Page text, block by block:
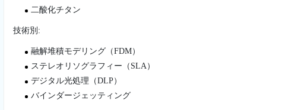
二酸化チタン
技術別:
融解堆積モデリング（FDM）
ステレオリソグラフィー（SLA）
デジタル光処理（DLP）
バインダージェッティング